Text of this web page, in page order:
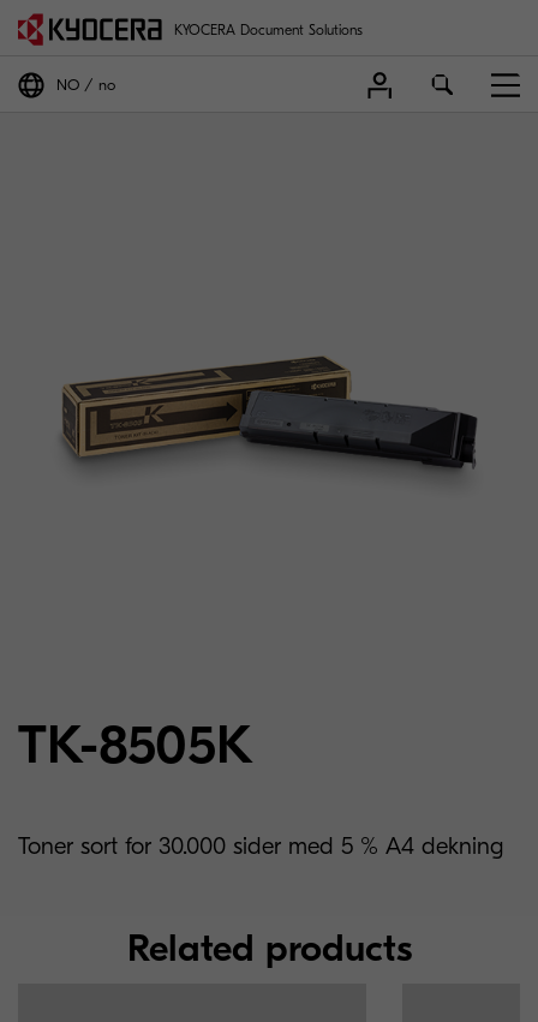
KYOCERA Document Solutions
NO no
TK-8505K
Toner sort for 30.000 sider med 5 % A4 dekning
Related products